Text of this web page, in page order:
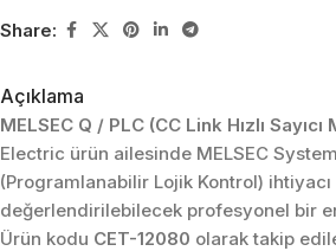
Share:
Açıklama
MELSEC Q / PLC (CC Link Hızlı
Electric ürün ailesinde MELSEC
(Programlanabilir Lojik Kontrol) ihtiyacı
değerlendirilebilecek profesyonel bir
Ürün kodu CET-12080 olarak takip